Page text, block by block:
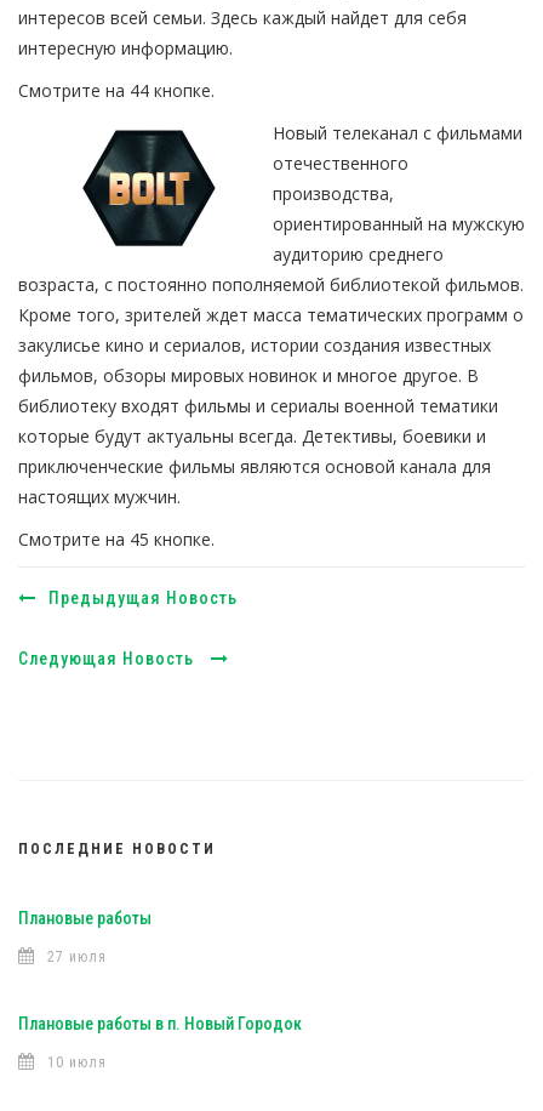
интересов всей семьи. Здесь каждый найдет для себя
интересную информацию.
Смотрите на 44 кнопке.
Новый телеканал с фильмами
отечественного
производства,
ориентированный на мужскую
аудиторию среднего
возраста, с постоянно пополняемой библиотекой фильмов.
Кроме того, зрителей ждет масса тематических программ о
закулисье кино и сериалов, истории создания известных
фильмов, обзоры мировых новинок и многое другое. В
библиотеку входят фильмы и сериалы военной тематики
которые будут актуальны всегда. Детективы, боевики и
приключенческие фильмы являются основой канала для
настоящих мужчин.
Смотрите на 45 кнопке.
Предыдущая Новость
Следующая Новость
ПОСЛЕДНИЕ НОВОСТИ
Плановые работы
27 июля
Плановые работы в п. Новый Городок
10 июля